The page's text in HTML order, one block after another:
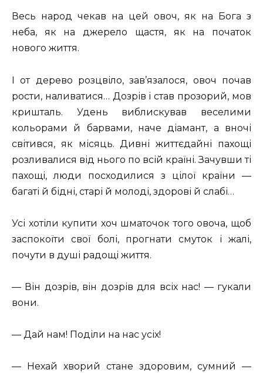
Весь народ чекав на цей овоч, як на Бога з
неба, як на джерело щастя, як на початок
нового життя.
І от дерево розцвіло, зав’язалося, овоч почав
рости, наливатися… Дозрів і став прозорий, мов
кришталь. Удень виблискував веселими
кольорами й барвами, наче діамант, а вночі
світився, як місяць. Дивні життєдайні пахощі
розливалися від нього по всій країні. Зачувши ті
пахощі, люди посходилися з цілої країни —
багаті й бідні, старі й молоді, здорові й слабі…
Усі хотіли купити хоч шматочок того овоча, щоб
заспокоїти свої болі, прогнати смуток і жалі,
почути в душі радощі життя.
— Він дозрів, він дозрів для всіх нас! — гукали
вони.
— Дай нам! Поділи на нас усіх!
— Нехай хворий стане здоровим, сумний —